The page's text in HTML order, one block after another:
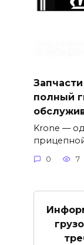
полный
Krone —
0 7